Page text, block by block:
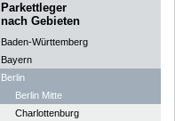
Parkettleger
nach Gebieten
Baden-Württemberg
Bayern
Berlin
Berlin Mitte
Charlottenburg